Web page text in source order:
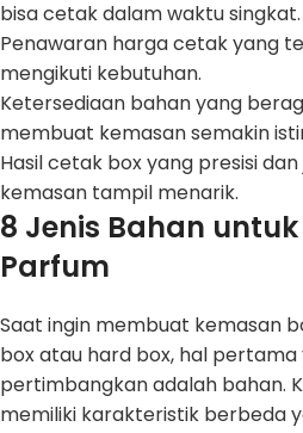
bisa cetak dalam waktu singkat.
Penawaran harga cetak yang
mengikuti kebutuhan.
Ketersediaan bahan yang
membuat kemasan semakin
Hasil cetak box yang presisi
kemasan tampil menarik.
8 Jenis Bahan
Parfum
Saat ingin membuat kemasan
box atau hard box, hal pertama
pertimbangkan adalah bahan.
memiliki karakteristik berbeda